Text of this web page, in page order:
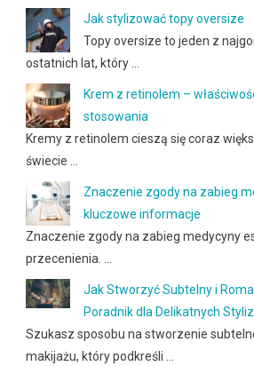
Jak stylizować topy oversize
Topy oversize to jeden z
ostatnich lat, który …
Krem z retinolem –
stosowania
Kremy z retinolem cieszą się coraz
świecie …
Znaczenie zgody na zabieg
kluczowe informacje
Znaczenie zgody na zabieg medycyny
przecenienia. …
Jak Stworzyć Subtelny i
Poradnik dla Delikatnych
Szukasz sposobu na stworzenie
makijażu, który podkreśli …